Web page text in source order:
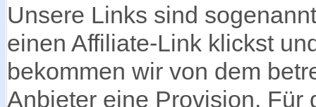
Unsere Links sind
einen Affiliate-Link klickst
bekommen wir von dem
Anbieter eine Provision. Für